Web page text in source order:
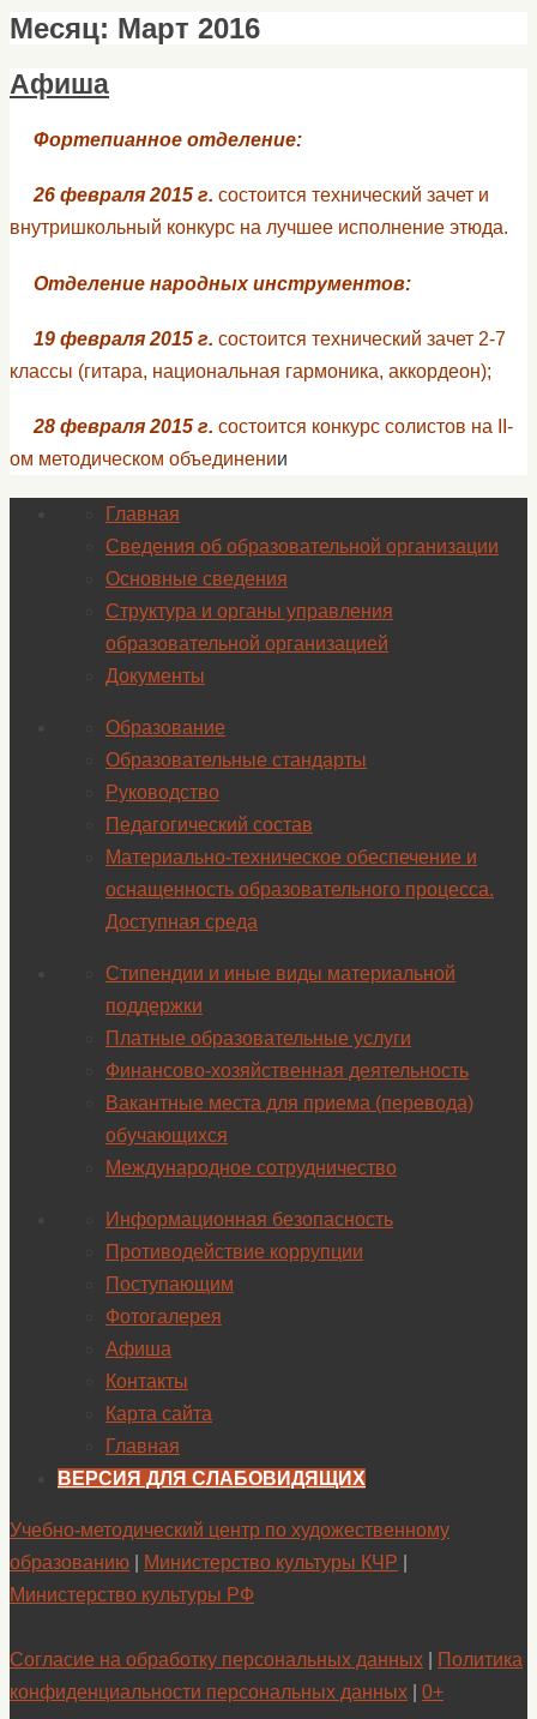
Месяц: Март 2016
Афиша
Фортепианное отделение:
26 февраля 2015 г. состоится технический зачет и
внутришкольный конкурс на лучшее исполнение этюда.
Отделение народных инструментов:
19 февраля 2015 г. состоится технический зачет 2-7
классы (гитара, национальная гармоника, аккордеон);
28 февраля 2015 г. состоится конкурс солистов на II-
ом методическом объединении
Главная
Сведения об образовательной организации
Основные сведения
Структура и органы управления
образовательной организацией
Документы
Образование
Образовательные стандарты
Руководство
Педагогический состав
Материально-техническое обеспечение и
оснащенность образовательного процесса.
Доступная среда
Стипендии и иные виды материальной
поддержки
Платные образовательные услуги
Финансово-хозяйственная деятельность
Вакантные места для приема (перевода)
обучающихся
Международное сотрудничество
Информационная безопасность
Противодействие коррупции
Поступающим
Фотогалерея
Афиша
Контакты
Карта сайта
Главная
ВЕРСИЯ ДЛЯ СЛАБОВИДЯЩИХ
Учебно-методический центр по художественному
образованию
Министерство культуры КЧР
Министерство культуры РФ
Согласие на обработку персональных данных
Политика
конфиденциальности персональных данных
0+